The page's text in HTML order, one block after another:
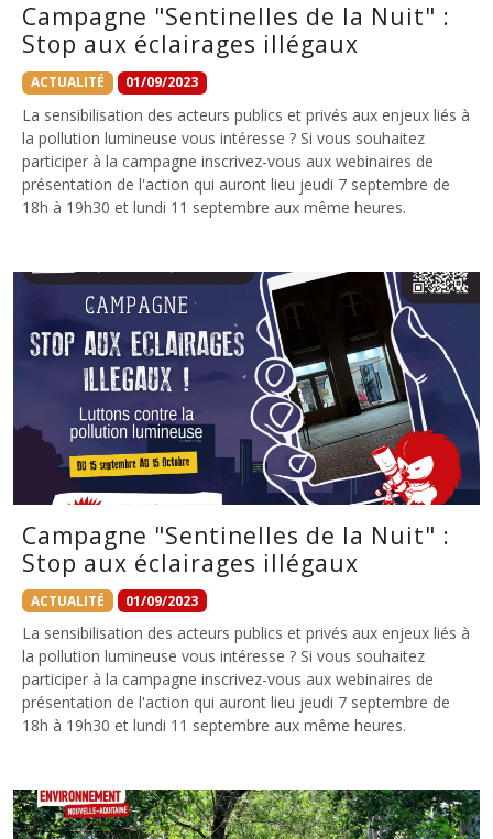
Campagne "Sentinelles de la Nuit" :
Stop aux éclairages illégaux
ACTUALITÉ 01/09/2023
La sensibilisation des acteurs publics et privés aux enjeux liés à
la pollution lumineuse vous intéresse ? Si vous souhaitez
participer à la campagne inscrivez-vous aux webinaires de
présentation de l'action qui auront lieu jeudi 7 septembre de
18h à 19h30 et lundi 11 septembre aux même heures.
Campagne "Sentinelles de la Nuit" :
Stop aux éclairages illégaux
ACTUALITÉ 01/09/2023
La sensibilisation des acteurs publics et privés aux enjeux liés à
la pollution lumineuse vous intéresse ? Si vous souhaitez
participer à la campagne inscrivez-vous aux webinaires de
présentation de l'action qui auront lieu jeudi 7 septembre de
18h à 19h30 et lundi 11 septembre aux même heures.